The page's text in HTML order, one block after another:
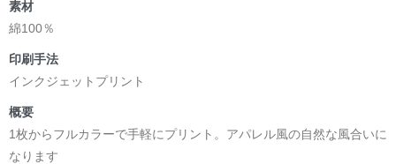
素材
綿100％
印刷手法
インクジェットプリント
概要
1枚からフルカラーで手軽にプリント。アパレル風の自然な風合いに
なります